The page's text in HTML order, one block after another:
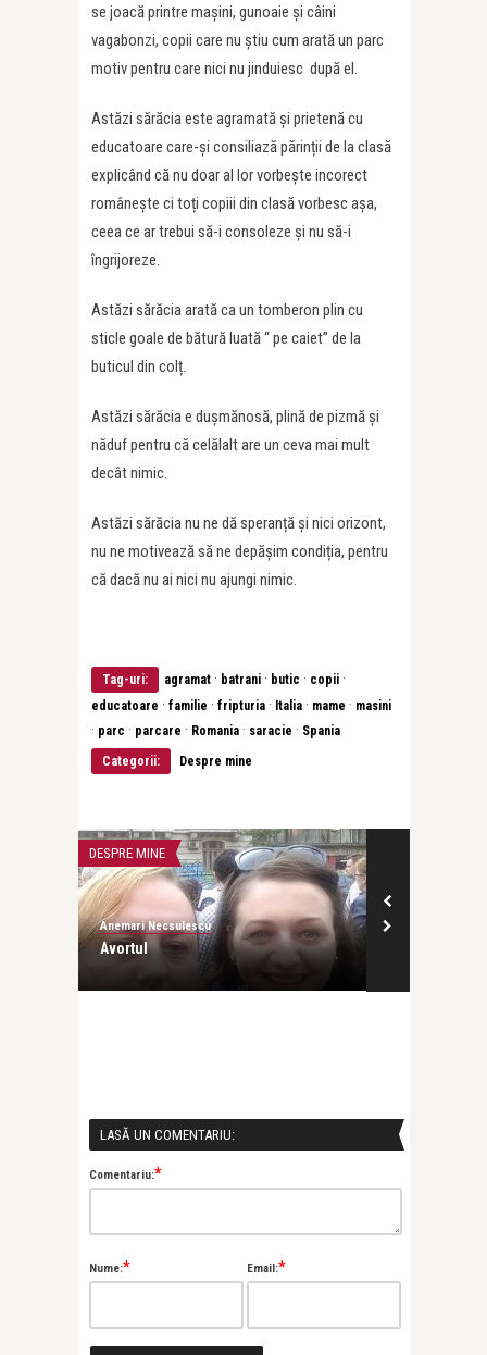
se joacă printre mașini, gunoaie și câini
vagabonzi, copii care nu știu cum arată un parc
motiv pentru care nici nu jinduiesc după el.
Astăzi sărăcia este agramată și prietenă cu
educatoare care-și consiliază părinții de la clasă
explicând că nu doar al lor vorbește incorect
românește ci toți copiii din clasă vorbesc așa,
ceea ce ar trebui să-i consoleze și nu să-i
îngrijoreze.
Astăzi sărăcia arată ca un tomberon plin cu
sticle goale de bătură luată “ pe caiet” de la
buticul din colț.
Astăzi sărăcia e dușmănosă, plină de pizmă și
năduf pentru că celălalt are un ceva mai mult
decât nimic.
Astăzi sărăcia nu ne dă speranță și nici orizont,
nu ne motivează să ne depășim condiția, pentru
că dacă nu ai nici nu ajungi nimic.
Tag-uri: agramat · batrani · butic · copii ·
educatoare · familie · fripturia · Italia · mame · masini
· parc · parcare · Romania · saracie · Spania
Categorii:
Despre mine
DESPRE MINE
Anemari Necsulescu
Avortul
LASĂ UN COMENTARIU:
Comentariu:*
Nume:* Email:*